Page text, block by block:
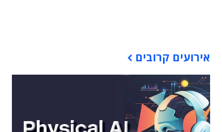
אירועים קרובים